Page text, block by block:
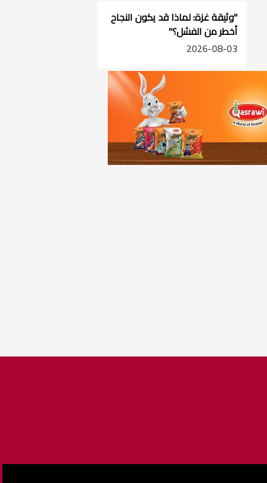
"وثيقة غزة: لماذا قد يكون النجاح
أخطر من الفشل؟"
2026-08-03